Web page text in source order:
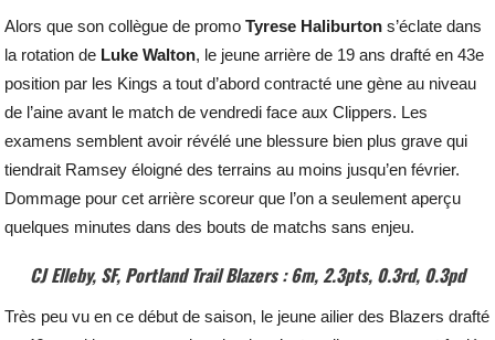
Alors que son collègue de promoTyrese Haliburton s’éclate dans
la rotation de Luke Walton, le jeune arrière de 19 ans drafté en 43e
position par les Kings a tout d’abord contracté une gène au niveau
de l’aine avant le match de vendredi face aux Clippers. Les
examens semblent avoir révélé une blessure bien plus grave qui
tiendrait Ramsey éloigné des terrains au moins jusqu’en février.
Dommage pour cet arrière scoreur que l’on a seulement aperçu
quelques minutes dans des bouts de matchs sans enjeu.
CJ Elleby, SF, Portland Trail Blazers : 6m, 2.3pts, 0.3rd, 0.3pd
Très peu vu en ce début de saison, le jeune ailier des Blazers drafté